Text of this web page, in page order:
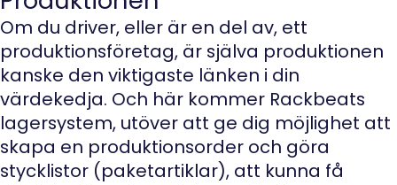
Om du driver, eller är en del av, ett
produktionsföretag, är själva produktionen
kanske den viktigaste länken i din
värdekedja. Och här kommer Rackbeats
lagersystem, utöver att ge dig möjlighet att
skapa en produktionsorder och göra
stycklistor (paketartiklar), att kunna få